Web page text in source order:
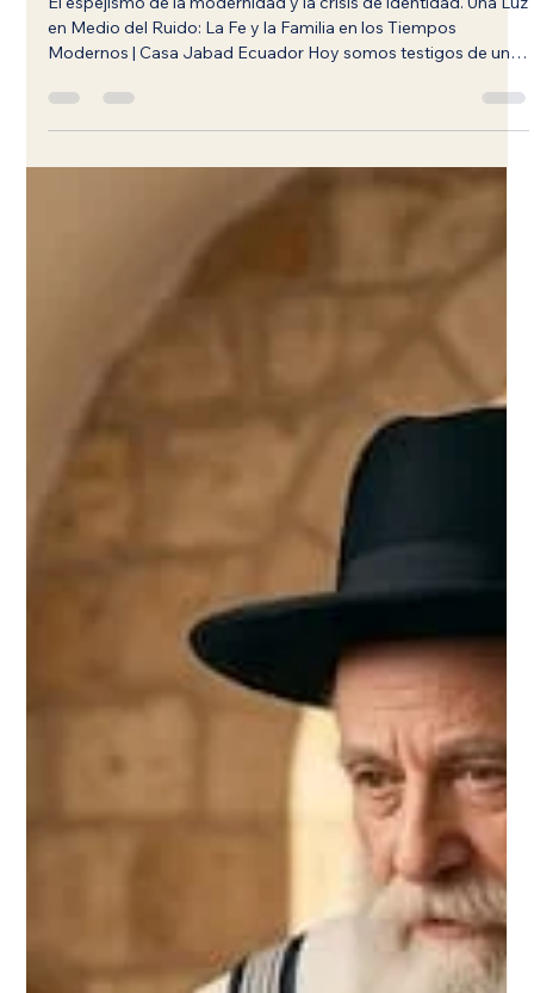
Vacío Moderno y la Luz de la Fe
El espejismo de la modernidad y la crisis de identidad. Una Luz
Modernos | Casa Jabad Ecuador Hoy somos testigos de un
fenómeno creciente: la vida moderna fomenta la
personas solitarias que buscan el abrazo, el calor humano y la
estimulación de oxitocina en las mascotas, intentando así
mitigar una profunda soledad. En contraste, la Torá santifica